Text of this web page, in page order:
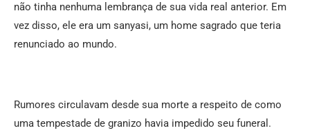
não tinha nenhuma lembrança de sua vida real anterior. Em
vez disso, ele era um sanyasi, um home sagrado que teria
renunciado ao mundo.
Rumores circulavam desde sua morte a respeito de como
uma tempestade de granizo havia impedido seu funeral.